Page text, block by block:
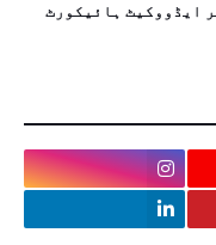
ایڈووکیٹ ہائیکورٹ